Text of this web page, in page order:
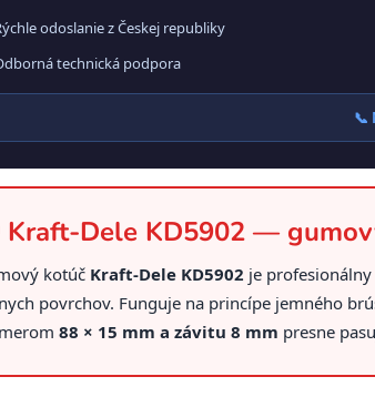
odoslanie z Českej republiky
technická podpora
📞
Kraft-Dele KD5902 —
kotúč Kraft-Dele KD5902 je
povrchov. Funguje na princípe jemného
88 × 15 mm a závitu 8 mm presne